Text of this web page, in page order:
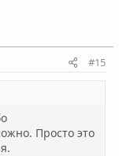
#15
Просто это